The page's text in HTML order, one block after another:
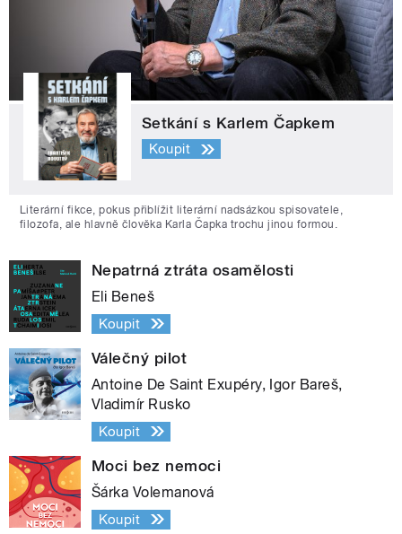
Setkání s Karlem Čapkem
Koupit
Literární fikce, pokus přiblížit literární nadsázkou spisovatele,
filozofa, ale hlavně člověka Karla Čapka trochu jinou formou.
Nepatrná ztráta osamělosti
Eli Beneš
Koupit
Válečný pilot
Antoine De Saint Exupéry, Igor Bareš,
Vladimír Rusko
Koupit
Moci bez nemoci
Šárka Volemanová
Koupit